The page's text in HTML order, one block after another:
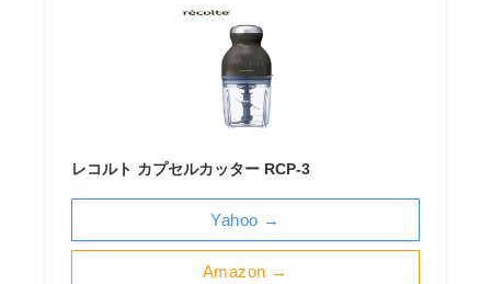
レコルト カプセルカッター RCP-3
Amazon →
Yahoo →